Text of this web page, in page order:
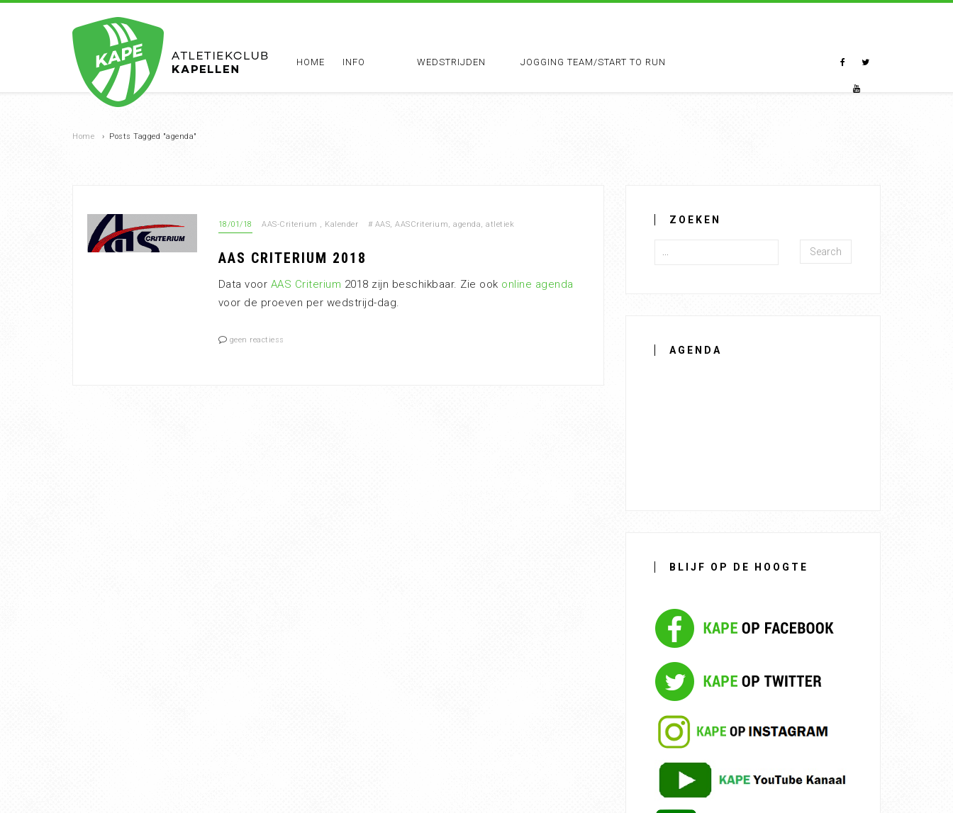
HOME INFO WEDSTRIJDEN JOGGING TEAM/START TO RUN
Home › Posts Tagged "agenda"
18/01/18 AAS-Criterium , Kalender # AAS, AASCriterium, agenda, atletiek
AAS CRITERIUM 2018
Data voor AAS Criterium 2018 zijn beschikbaar. Zie ook online agenda
voor de proeven per wedstrijd-dag.
geen reactiess
ZOEKEN
Search
AGENDA
BLIJF OP DE HOOGTE